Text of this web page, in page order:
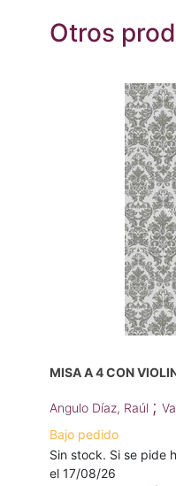
Otros
MISA A 4 CON
Angulo Díaz, Raúl ;
Bajo pedido
Sin stock. Si se pide
el 17/08/26